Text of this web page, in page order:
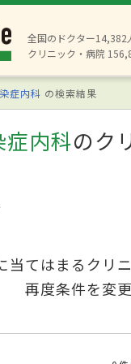
全国のドクター14,382
クリニック・病院
症内科 の検索結果
内科のク
当てはまるクリ
再度条件を変